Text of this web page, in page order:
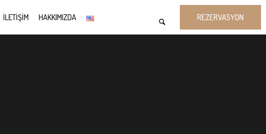
İLETIŞIM HAKKIMIZDA REZERVASYON